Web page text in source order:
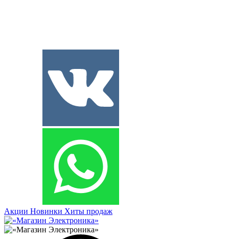
Акции Новинки Хиты продаж